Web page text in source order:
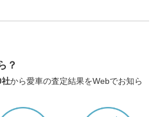
？
社から愛車の査定結果をWebでお知ら